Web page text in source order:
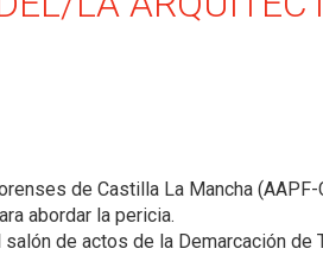
de Castilla La Mancha (AAPF-
abordar la pericia.
salón de actos de la Demarcación de